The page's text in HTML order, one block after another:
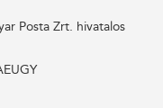
Posta Zrt. hivatalos